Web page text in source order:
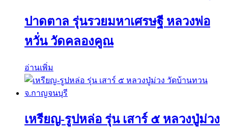
ปาดตาล รุ่นรวยมหาเศรษฐี หลวงพ่อ
หวั่น วัดคลองคูณ
อ่านเพิ่ม
เหรียญ-รูปหล่อ รุ่น เสาร์ ๕ หลวงปู่ม่วง